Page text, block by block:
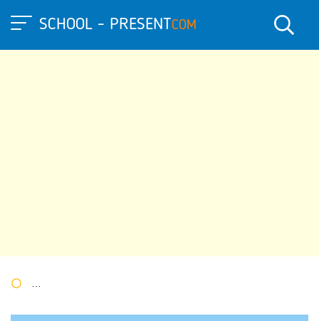
SCHOOL - PRESENTCOM